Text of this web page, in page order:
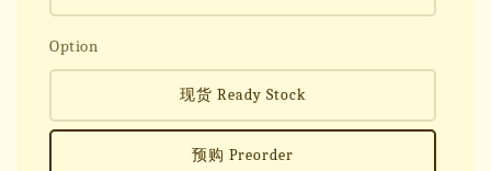
Option
现货 Ready Stock
预购 Preorder